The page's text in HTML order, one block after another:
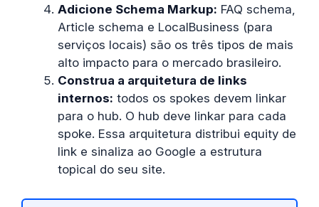
Adicione Schema Markup: FAQ schema,
Article schema e LocalBusiness (para
serviços locais) são os três tipos de mais
alto impacto para o mercado brasileiro.
Construa a arquitetura de links
internos: todos os spokes devem linkar
para o hub. O hub deve linkar para cada
spoke. Essa arquitetura distribui equity de
link e sinaliza ao Google a estrutura
topical do seu site.